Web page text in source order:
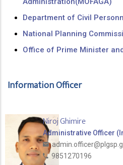
Department of Civil
National Planning
Office of Prime Minister
Information Officer
Niroj Ghimire
Administrative Officer
9851270196